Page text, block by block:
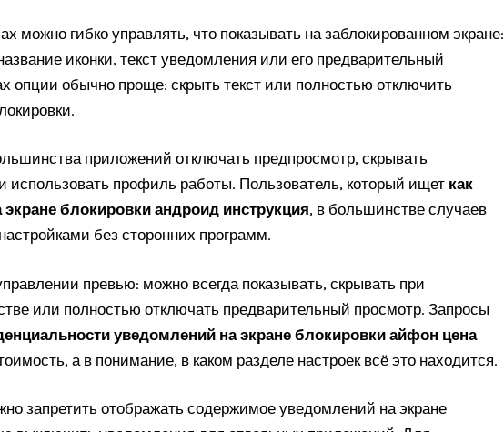
можно гибко управлять, что показывать на заблокированном экране:
иконки, текст уведомления или его предварительный
опции обычно проще: скрыть текст или полностью отключить
приложений отключать предпросмотр, скрывать
использовать профиль работы. Пользователь, который ищет как
блокировки андроид инструкция, в большинстве случаев
без сторонних программ.
превью: можно всегда показывать, скрывать при
или полностью отключать предварительный просмотр. Запросы
уведомлений на экране блокировки айфон цена
а в понимание, в каком разделе настроек всё это находится.
запретить отображать содержимое уведомлений на экране